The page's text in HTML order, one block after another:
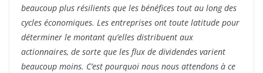
beaucoup plus résilients que les bénéfices tout au long des
cycles économiques. Les entreprises ont toute latitude pour
déterminer le montant qu’elles distribuent aux
actionnaires, de sorte que les flux de dividendes varient
beaucoup moins. C’est pourquoi nous nous attendons à ce